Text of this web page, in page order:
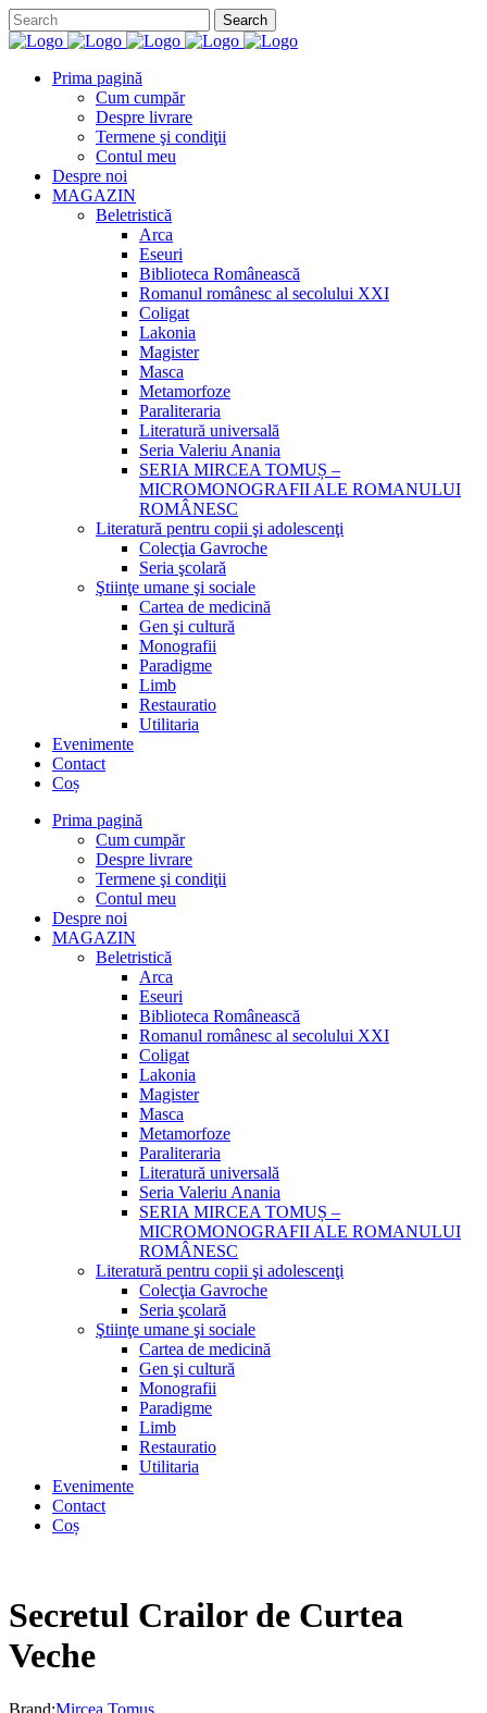
Prima pagină
Cum cumpăr
Despre livrare
Termene şi condiţii
Contul meu
Despre noi
MAGAZIN
Beletristică
Arca
Eseuri
Biblioteca Românească
Romanul românesc al secolului XXI
Coligat
Lakonia
Magister
Masca
Metamorfoze
Paraliteraria
Literatură universală
Seria Valeriu Anania
SERIA MIRCEA TOMUȘ –
MICROMONOGRAFII ALE ROMANULUI
ROMÂNESC
Literatură pentru copii şi adolescenţi
Colecţia Gavroche
Seria şcolară
Ştiinţe umane şi sociale
Cartea de medicină
Gen şi cultură
Monografii
Paradigme
Limb
Restauratio
Utilitaria
Evenimente
Contact
Coș
Prima pagină
Cum cumpăr
Despre livrare
Termene şi condiţii
Contul meu
Despre noi
MAGAZIN
Beletristică
Arca
Eseuri
Biblioteca Românească
Romanul românesc al secolului XXI
Coligat
Lakonia
Magister
Masca
Metamorfoze
Paraliteraria
Literatură universală
Seria Valeriu Anania
SERIA MIRCEA TOMUȘ –
MICROMONOGRAFII ALE ROMANULUI
ROMÂNESC
Literatură pentru copii şi adolescenţi
Colecţia Gavroche
Seria şcolară
Ştiinţe umane şi sociale
Cartea de medicină
Gen şi cultură
Monografii
Paradigme
Limb
Restauratio
Utilitaria
Evenimente
Contact
Coș
Secretul Crailor de Curtea
Veche
Brand:Mircea Tomuş